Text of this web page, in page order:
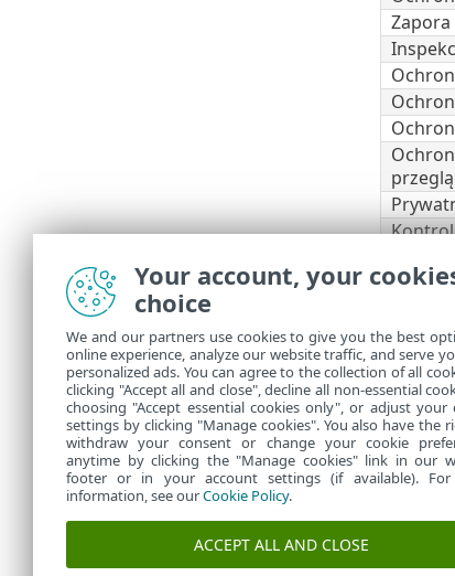
Zapora
ESET
ESET
VPN
Your account, your
choice
We and our partners use cookies to give you the best
online experience, analyze our website traffic, and serve
personalized ads. You can agree to the collection of all
clicking "Accept all and close", decline all non-essential
choosing "Accept essential cookies only", or adjust your
settings by clicking "Manage cookies". You also have the
withdraw your consent or change your cookie
anytime by clicking the "Manage cookies" link in our
footer or in your account settings (if available).
information, see ourCookie Policy.
ACCEPT ALL AND CLOSE